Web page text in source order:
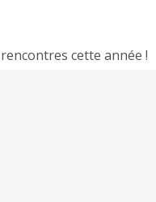
cette année !